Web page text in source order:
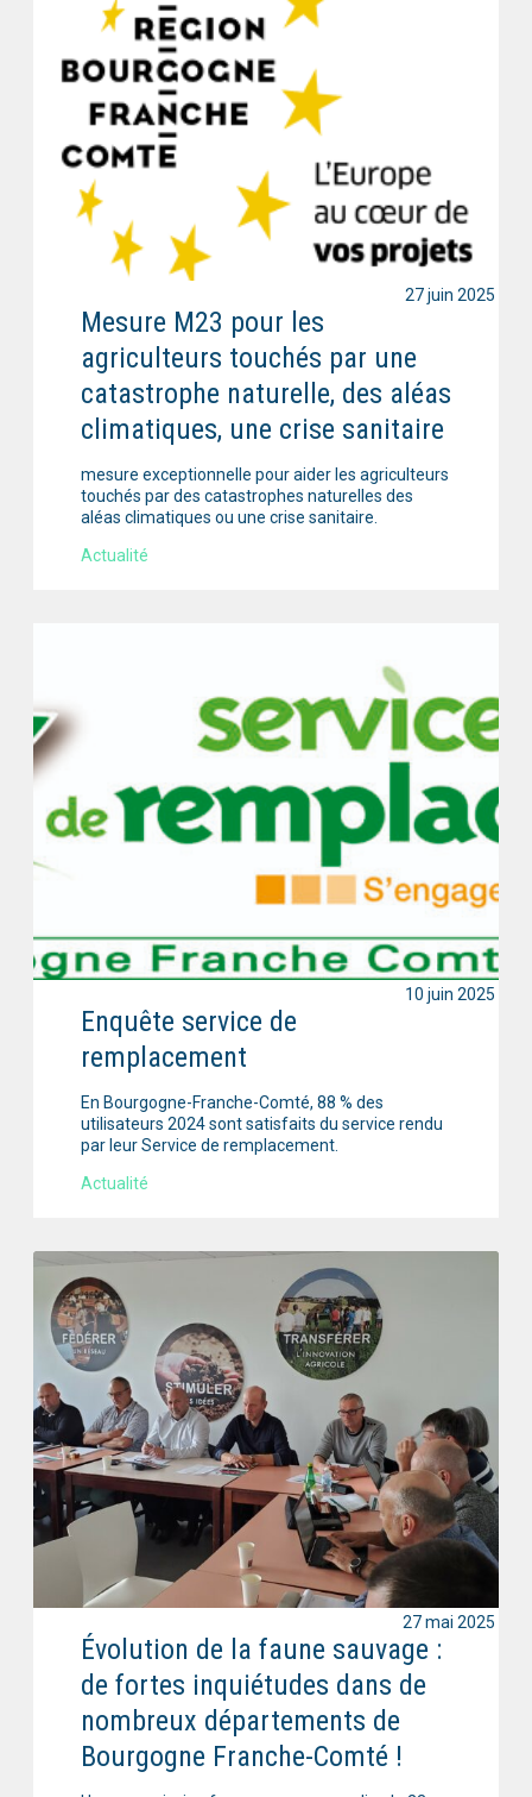
Mesure M23 pour les
agriculteurs touchés par une
catastrophe naturelle, des aléas
climatiques, une crise sanitaire
mesure exceptionnelle pour aider les agriculteurs
touchés par des catastrophes naturelles des
aléas climatiques ou une crise sanitaire.
Actualité
27 juin 2025
Enquête service de
remplacement
En Bourgogne-Franche-Comté, 88 % des
utilisateurs 2024 sont satisfaits du service rendu
par leur Service de remplacement.
Actualité
10 juin 2025
Évolution de la faune sauvage :
de fortes inquiétudes dans de
nombreux départements de
Bourgogne Franche-Comté !
27 mai 2025